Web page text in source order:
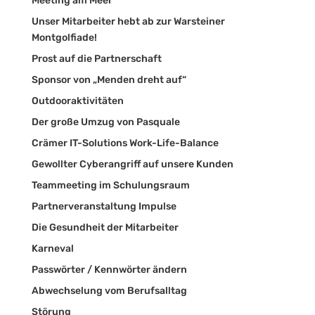
Unser Mitarbeiter hebt ab zur Warsteiner
Montgolfiade!
Prost auf die Partnerschaft
Sponsor von „Menden dreht auf“
Outdooraktivitäten
Der große Umzug von Pasquale
Crämer IT-Solutions Work-Life-Balance
Gewollter Cyberangriff auf unsere Kunden
Teammeeting im Schulungsraum
Partnerveranstaltung Impulse
Die Gesundheit der Mitarbeiter
Karneval
Passwörter / Kennwörter ändern
Abwechselung vom Berufsalltag
Störung